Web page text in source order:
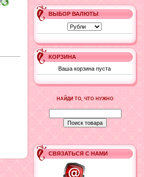
ВЫБОР ВАЛЮТЫ
КОРЗИНА
Ваша корзина пуста
НАЙДИ ТО, ЧТО НУЖНО
СВЯЗАТЬСЯ С НАМИ